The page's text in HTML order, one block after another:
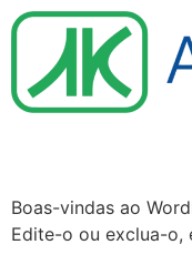
Boas-vindas ao
Edite-o ou exclua-o,